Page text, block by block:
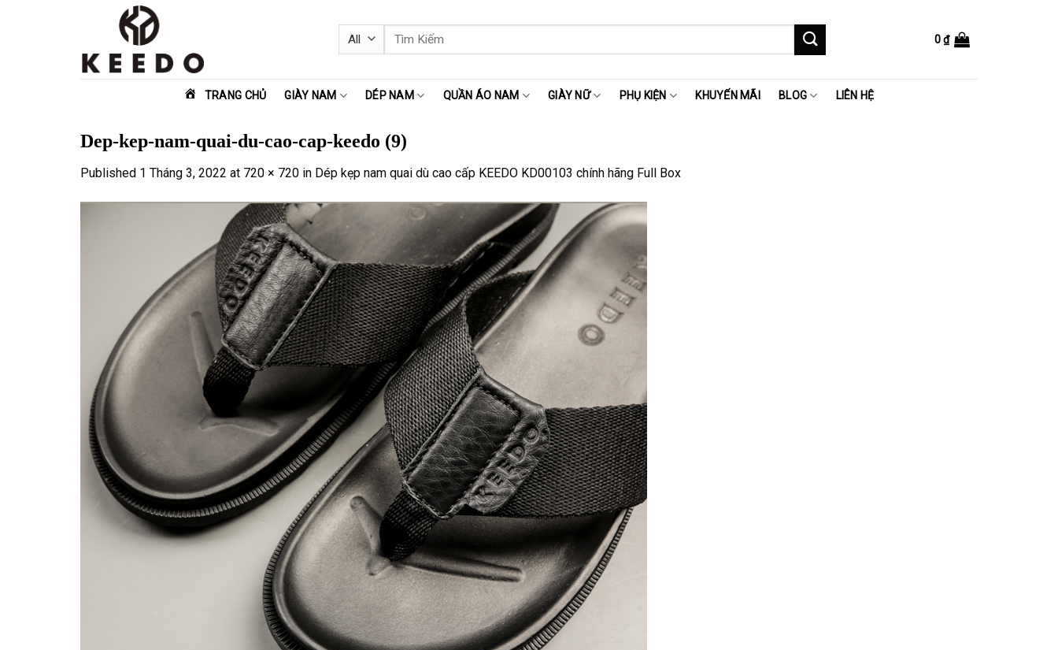
Tìm
kiếm:
0₫
TRANG CHỦ GIÀY NAM DÉP NAM QUẦN ÁO NAM GIÀY NỮ PHỤ KIỆN KHUYẾN MÃI BLOG LIÊN HỆ
Dep-kep-nam-quai-du-cao-cap-keedo (9)
Published 1 Tháng 3, 2022 at 720 × 720 in Dép kẹp nam quai dù cao cấp KEEDO KD00103 chính hãng Full Box